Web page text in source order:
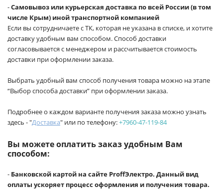
-Самовывоз или курьерская доставка по всей России (в том
числе Крым) иной транспортной компанией
Если вы сотрудничаете с ТК, которая не указана в списке, и хотите
доставку удобным вам способом. Способ доставки
согласовывается с менеджером и рассчитывается стоимость
доставки при оформлении заказа.
Выбрать удобный вам способ получения товара можно на этапе
“Выбор способа доставки” при оформлении заказа.
Подробнее о каждом варианте получения заказа можно узнать
здесь - "Доставка" или по телефону:+7960-47-119-84
Вы можете оплатить заказ удобным Вам
способом:
- Банковской картой на сайте ProffЭлектро. Данный вид
оплаты ускоряет процесс оформления и получения товара.